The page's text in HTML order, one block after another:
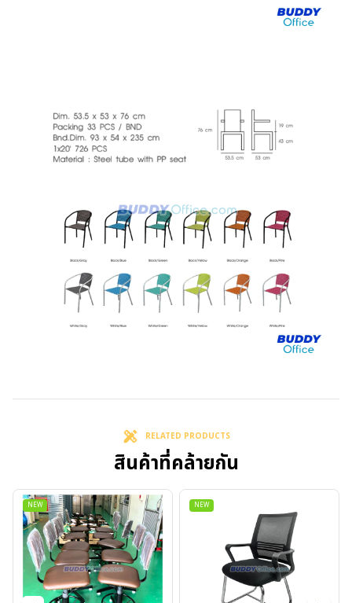
RELATED PRODUCTS
สินค้าที่คล้ายกัน
NEW NEW